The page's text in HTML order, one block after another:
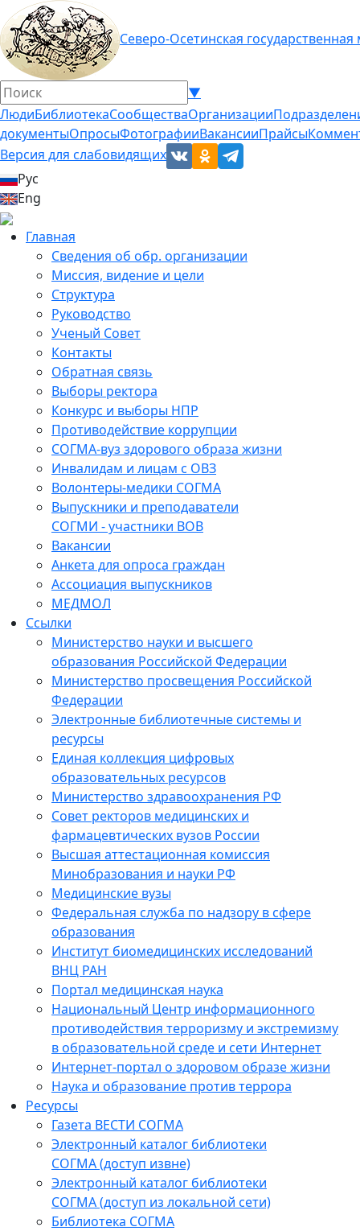
Северо-Осетинская
▼
ЛюдиБиблиотекаСообществаОрганизации
документыОпросыФотографииВакансииПрайсы
Версия для слабовидящих
Рус
Eng
Главная
Сведения об обр. организации
Миссия, видение и цели
Структура
Руководство
Ученый Совет
Контакты
Обратная связь
Выборы ректора
Конкурс и выборы НПР
Противодействие коррупции
СОГМА-вуз здорового образа жизни
Инвалидам и лицам с ОВЗ
Волонтеры-медики СОГМА
Выпускники и преподаватели
СОГМИ - участники ВОВ
Вакансии
Анкета для опроса граждан
Ассоциация выпускников
МЕДМОЛ
Ссылки
Министерство науки и высшего
образования Российской Федерации
Министерство просвещения Российской
Федерации
Электронные библиотечные системы и
ресурсы
Единая коллекция цифровых
образовательных ресурсов
Министерство здравоохранения РФ
Совет ректоров медицинских и
фармацевтических вузов России
Высшая аттестационная комиссия
Минобразования и науки РФ
Медицинские вузы
Федеральная служба по надзору в сфере
образования
Институт биомедицинских исследований
ВНЦ РАН
Портал медицинская наука
Национальный Центр информационного
противодействия терроризму и экстремизму
в образовательной среде и сети Интернет
Интернет-портал о здоровом образе жизни
Наука и образование против террора
Ресурсы
Газета ВЕСТИ СОГМА
Электронный каталог библиотеки
СОГМА (доступ извне)
Электронный каталог библиотеки
СОГМА (доступ из локальной сети)
Библиотека СОГМА